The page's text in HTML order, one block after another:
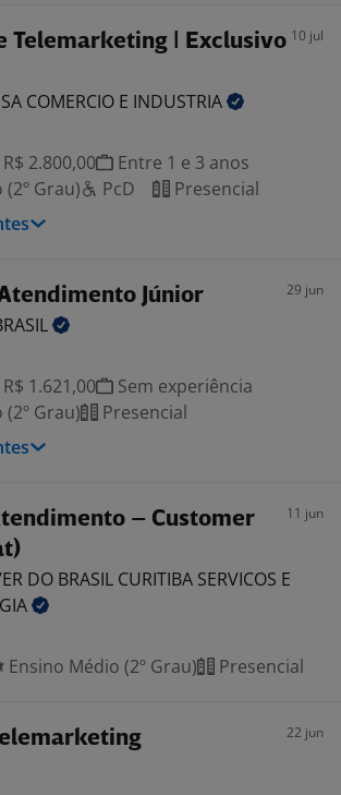
Telemarketing | Exclusivo 10 jul
COMERCIO E INDUSTRIA
2.800,00
Entre 1 e 3 anos
Grau)
PcD
Presencial
Júnior 29 jun
1.621,00
Sem experiência
Grau)
Presencial
– Customer
11 jun
DO BRASIL CURITIBA SERVICOS E
Ensino Médio (2º Grau) Presencial
22 jun